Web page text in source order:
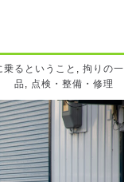
るということ , 拘りの一
品 , 点検・整備・修理